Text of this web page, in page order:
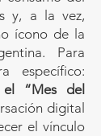
y, a la vez,
ícono de la
Para
específico:
“Mes del
digital
el vínculo